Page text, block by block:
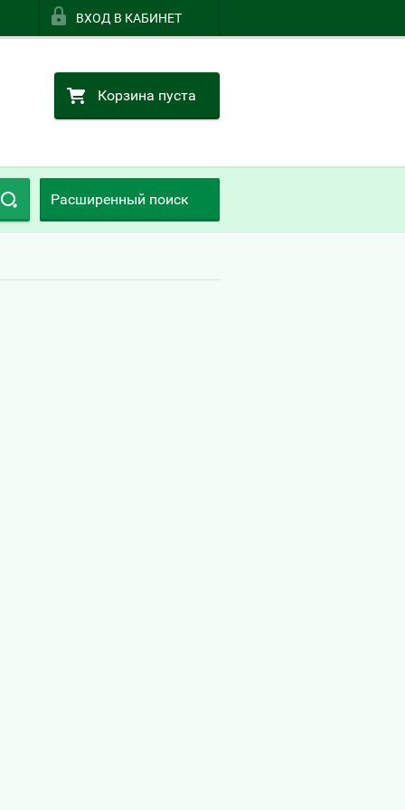
ВХОД В КАБИНЕТ
Корзина пуста
Расширенный поиск